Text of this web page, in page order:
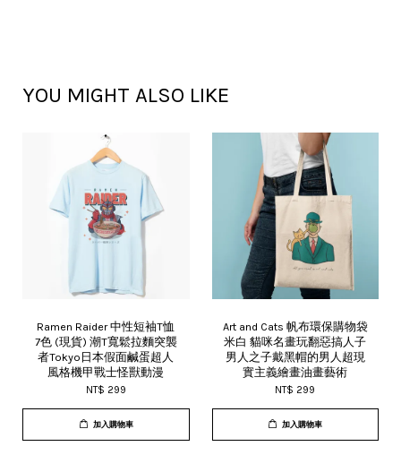
YOU MIGHT ALSO LIKE
Ramen Raider 中性短袖T恤
7色 (現貨) 潮T寬鬆拉麵突襲
者Tokyo日本假面鹹蛋超人
風格機甲戰士怪獸動漫
NT$ 299
加入購物車
Art and Cats 帆布環保購物袋
米白 貓咪名畫玩翻惡搞人子
男人之子戴黑帽的男人超現
實主義繪畫油畫藝術
NT$ 299
加入購物車